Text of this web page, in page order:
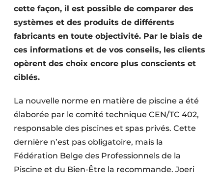
cette façon, il est possible de comparer des
systèmes et des produits de différents
fabricants en toute objectivité. Par le biais de
ces informations et de vos conseils, les clients
opèrent des choix encore plus conscients et
ciblés.
La nouvelle norme en matière de piscine a été
élaborée par le comité technique CEN/TC 402,
responsable des piscines et spas privés. Cette
dernière n’est pas obligatoire, mais la
Fédération Belge des Professionnels de la
Piscine et du Bien-Être la recommande. Joeri